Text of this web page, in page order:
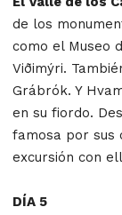
de los
como el Museo
Viðimýri.
Grábrók. Y
en su fiordo.
famosa por sus
excursión con
DÍA 5